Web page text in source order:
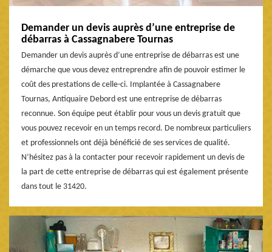
Demander un devis auprès d’une entreprise de
débarras à Cassagnabere Tournas
Demander un devis auprès d’une entreprise de débarras est une
démarche que vous devez entreprendre afin de pouvoir estimer le
coût des prestations de celle-ci. Implantée à Cassagnabere
Tournas, Antiquaire Debord est une entreprise de débarras
reconnue. Son équipe peut établir pour vous un devis gratuit que
vous pouvez recevoir en un temps record. De nombreux particuliers
et professionnels ont déjà bénéficié de ses services de qualité.
N’hésitez pas à la contacter pour recevoir rapidement un devis de
la part de cette entreprise de débarras qui est également présente
dans tout le 31420.